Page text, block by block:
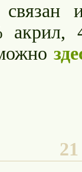
акрил,